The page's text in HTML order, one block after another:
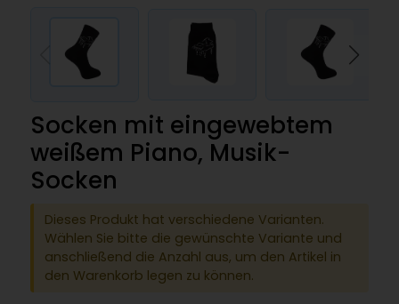
Socken mit eingewebtem
weißem Piano, Musik-
Socken
Dieses Produkt hat verschiedene Varianten.
Wählen Sie bitte die gewünschte Variante und
anschließend die Anzahl aus, um den Artikel in
den Warenkorb legen zu können.